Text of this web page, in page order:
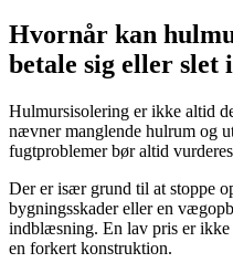
Hvornår kan
betale sig eller slet
Hulmursisolering er ikke altid
nævner manglende hulrum og
fugtproblemer bør altid
Der er især grund til at stoppe
bygningsskader eller en
indblæsning. En lav pris er ikke
en forkert konstruktion.